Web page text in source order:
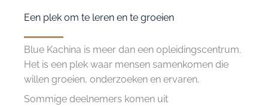
Een plek om te leren en te groeien
Blue Kachina is meer dan een opleidingscentrum.
Het is een plek waar mensen samenkomen die
willen groeien, onderzoeken en ervaren.
Sommige deelnemers komen uit